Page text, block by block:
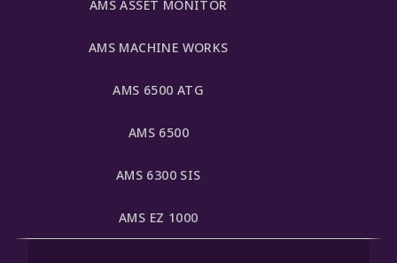
AMS ASSET MONITOR
AMS MACHINE WORKS
AMS 6500 ATG
AMS 6500
AMS 6300 SIS
AMS EZ 1000